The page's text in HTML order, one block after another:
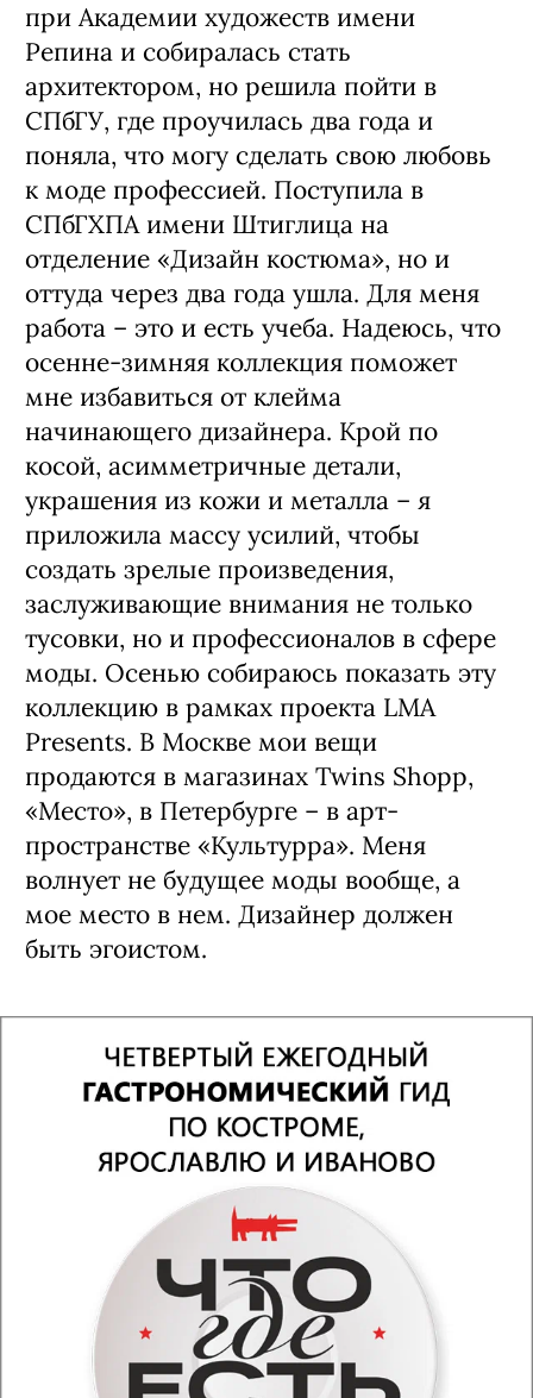
при Академии художеств имени
Репина и собиралась стать
архитектором, но решила пойти в
СПбГУ, где проучилась два года и
поняла, что могу сделать свою любовь
к моде профессией. Поступила в
СПбГХПА имени Штиглица на
отделение «Дизайн костюма», но и
оттуда через два года ушла. Для меня
работа – это и есть учеба. Надеюсь, что
осенне-зимняя коллекция поможет
мне избавиться от клейма
начинающего дизайнера. Крой по
косой, асимметричные детали,
украшения из кожи и металла – я
приложила массу усилий, чтобы
создать зрелые произведения,
заслуживающие внимания не только
тусовки, но и профессионалов в сфере
моды. Осенью собираюсь показать эту
коллекцию в рамках проекта LMA
Presents. В Москве мои вещи
продаются в магазинах Twins Shopp,
«Место», в Петербурге – в арт-
пространстве «Культурра». Меня
волнует не будущее моды вообще, а
мое место в нем. Дизайнер должен
быть эгоистом.